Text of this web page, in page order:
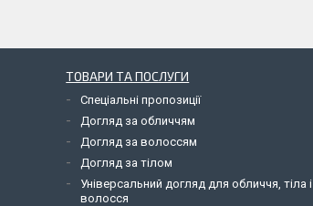
ТОВАРИ ТА ПОСЛУГИ
Спеціальні пропозиції
Догляд за обличчям
Догляд за волоссям
Догляд за тілом
Універсальний догляд для обличчя, тіла і
волосся